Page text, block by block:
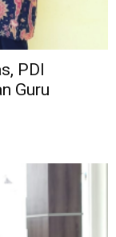
PDI
Guru